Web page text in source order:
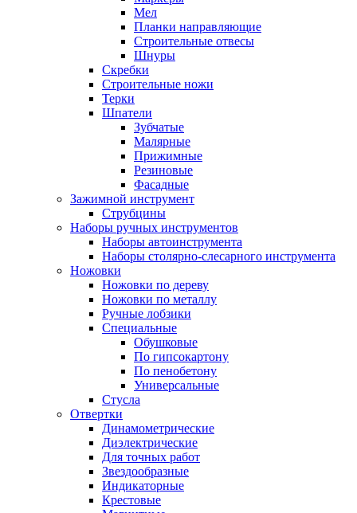
Мел
Планки направляющие
Строительные отвесы
Шнуры
Скребки
Строительные ножи
Терки
Шпатели
Зубчатые
Малярные
Прижимные
Резиновые
Фасадные
Зажимной инструмент
Струбцины
Наборы ручных инструментов
Наборы автоинструмента
Наборы столярно-слесарного инструмента
Ножовки
Ножовки по дереву
Ножовки по металлу
Ручные лобзики
Специальные
Обушковые
По гипсокартону
По пенобетону
Универсальные
Стусла
Отвертки
Динамометрические
Диэлектрические
Для точных работ
Звездообразные
Индикаторные
Крестовые